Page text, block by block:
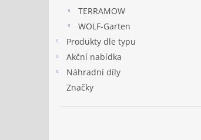
TERRAMOW
WOLF-Garten
Produkty dle typu
Akční nabídka
Náhradní díly
Značky